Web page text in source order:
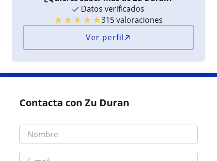
Datos verificados
★★★★★315 valoraciones
Ver perfil
Contacta con Zu Duran